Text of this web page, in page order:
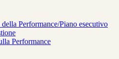
della Performance/Piano esecutivo
Performance